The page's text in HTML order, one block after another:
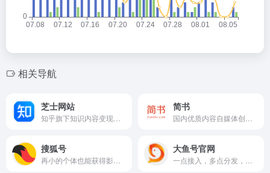
相关导航
芝士网站 简书
搜狐号 大鱼号官网